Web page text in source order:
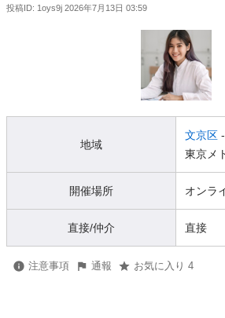
投稿ID: 1oys9j 2026年7月13日 03:59
地域
文京区
東京メ
開催場所 オンラ
直接/仲介 直接
注意事項 通報 お気に入り 4